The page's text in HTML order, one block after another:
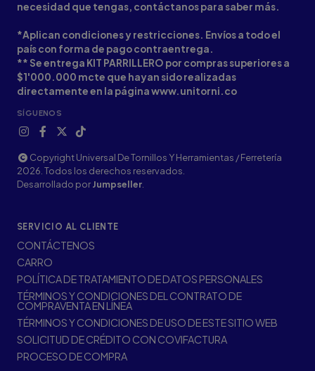
necesidad que tengas, contáctanos para saber más.
*Aplican condiciones y restricciones. Envíos a todo el
país con forma de pago contraentrega.
** Se entrega KIT PARRILLERO por compras superiores a
$1'000.000 mcte que hayan sido realizadas
directamente en la página www.unitorni.co
SÍGUENOS
Copyright Universal De Tornillos Y Herramientas / Ferretería
2026. Todos los derechos reservados.
Desarrollado porJumpseller
SERVICIO AL CLIENTE
CONTÁCTENOS
CARRO
POLÍTICA DE TRATAMIENTO DE DATOS PERSONALES
TÉRMINOS Y CONDICIONES DEL CONTRATO DE
COMPRAVENTA EN LÍNEA
TÉRMINOS Y CONDICIONES DE USO DE ESTE SITIO WEB
SOLICITUD DE CRÉDITO CON COVIFACTURA
PROCESO DE COMPRA